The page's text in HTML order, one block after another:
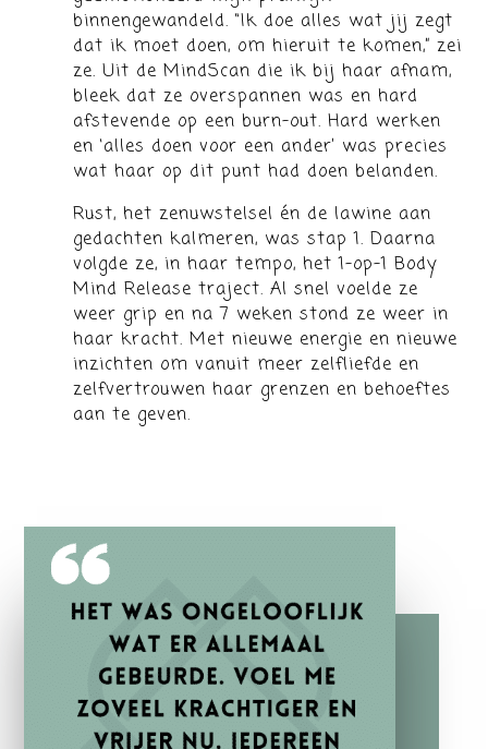
binnengewandeld. “Ik doe alles wat jij zegt
dat ik moet doen, om hieruit te komen,” zei
ze. Uit de MindScan die ik bij haar afnam,
bleek dat ze overspannen was en hard
afstevende op een burn-out. Hard werken
en ‘alles doen voor een ander’ was precies
wat haar op dit punt had doen belanden.
Rust, het zenuwstelsel én de lawine aan
gedachten kalmeren, was stap 1. Daarna
volgde ze, in haar tempo, het 1-op-1 Body
Mind Release traject. Al snel voelde ze
weer grip en na 7 weken stond ze weer in
haar kracht. Met nieuwe energie en nieuwe
inzichten om vanuit meer zelfliefde en
zelfvertrouwen haar grenzen en behoeftes
aan te geven.